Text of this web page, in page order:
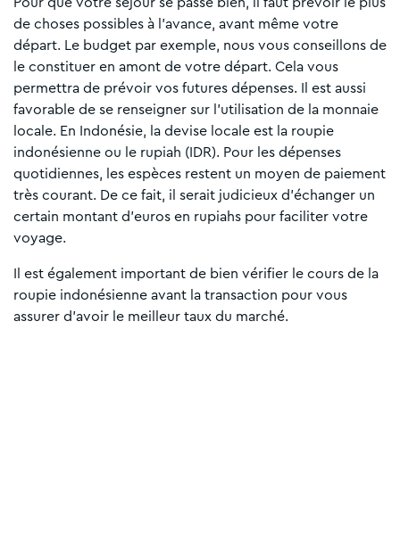
de choses possibles à l’avance, avant même votre
départ. Le budget par exemple, nous vous conseillons de
le constituer en amont de votre départ. Cela vous
permettra de prévoir vos futures dépenses. Il est aussi
favorable de se renseigner sur l’utilisation de la monnaie
locale. En Indonésie, la devise locale est la roupie
indonésienne ou le rupiah (IDR). Pour les dépenses
quotidiennes, les espèces restent un moyen de paiement
très courant. De ce fait, il serait judicieux d’échanger un
certain montant d’euros en rupiahs pour faciliter votre
voyage.
Il est également important de bien vérifier le cours de la
roupie indonésienne avant la transaction pour vous
assurer d’avoir le meilleur taux du marché.